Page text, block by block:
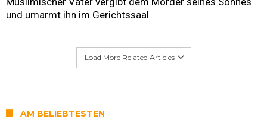
und umarmt ihn im Gerichtssaal
Load More Related Articles
AM BELIEBTESTEN